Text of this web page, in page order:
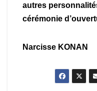
autres
cérémonie
Narcisse KONAN